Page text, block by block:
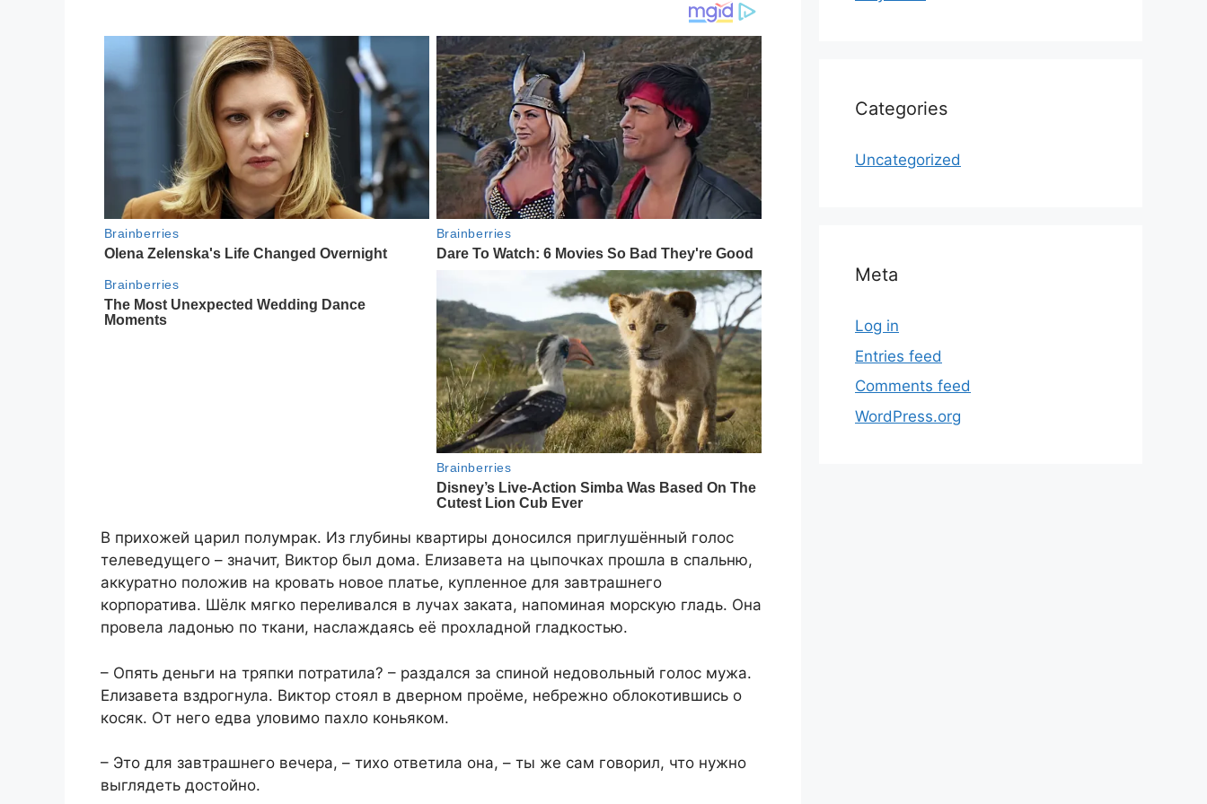
В прихожей царил полумрак. Из глубины квартиры доносился приглушённый голос
телеведущего – значит, Виктор был дома. Елизавета на цыпочках прошла в спальню,
аккуратно положив на кровать новое платье, купленное для завтрашнего
корпоратива. Шёлк мягко переливался в лучах заката, напоминая морскую гладь. Она
провела ладонью по ткани, наслаждаясь её прохладной гладкостью.
– Опять деньги на тряпки потратила? – раздался за спиной недовольный голос мужа.
Елизавета вздрогнула. Виктор стоял в дверном проёме, небрежно облокотившись о
косяк. От него едва уловимо пахло коньяком.
– Это для завтрашнего вечера, – тихо ответила она, – ты же сам говорил, что нужно
выглядеть достойно.
Categories
Uncategorized
Meta
Log in
Entries feed
Comments feed
WordPress.org